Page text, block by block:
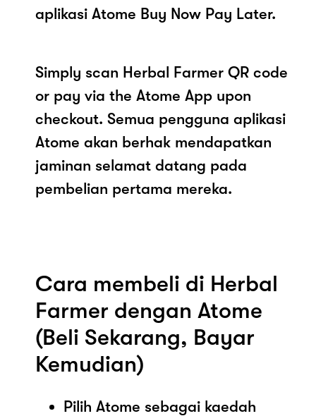
aplikasi Atome Buy Now Pay Later.
Simply scan Herbal Farmer QR code
or pay via the Atome App upon
checkout. Semua pengguna aplikasi
Atome akan berhak mendapatkan
jaminan selamat datang pada
pembelian pertama mereka.
Cara membeli di Herbal
Farmer dengan Atome
(Beli Sekarang, Bayar
Kemudian)
Pilih Atome sebagai kaedah